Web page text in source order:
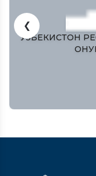
ЎЗБЕКИСТОН
❮